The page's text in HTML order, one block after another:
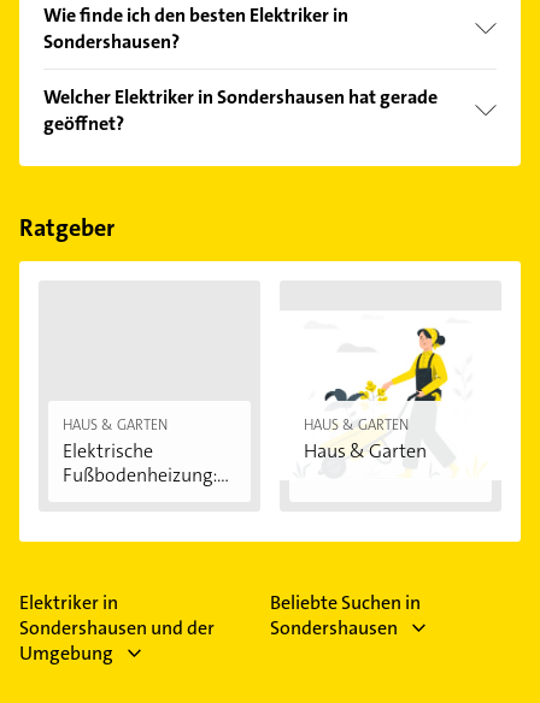
Wie finde ich den besten Elektriker in
Sondershausen?
Kundenmeinungen und profitieren Sie von den
Empfehlungen. Die Suchergebnisse können Sie sich
einfach nachBewertungensortiert anzeigen lassen.
Welcher Elektriker in Sondershausen hat gerade
geöffnet?
Im Anbieter-Bereich finden Sie alleÖffnungszeiten.
Feiertagen abweichen können.
Ratgeber
HAUS & GARTEN
Elektrische
Fußbodenheizung:
HAUS & GARTEN
Haus & Garten
Elektriker in
Sondershausen und der
Umgebung
Beliebte Suchen in
Sondershausen